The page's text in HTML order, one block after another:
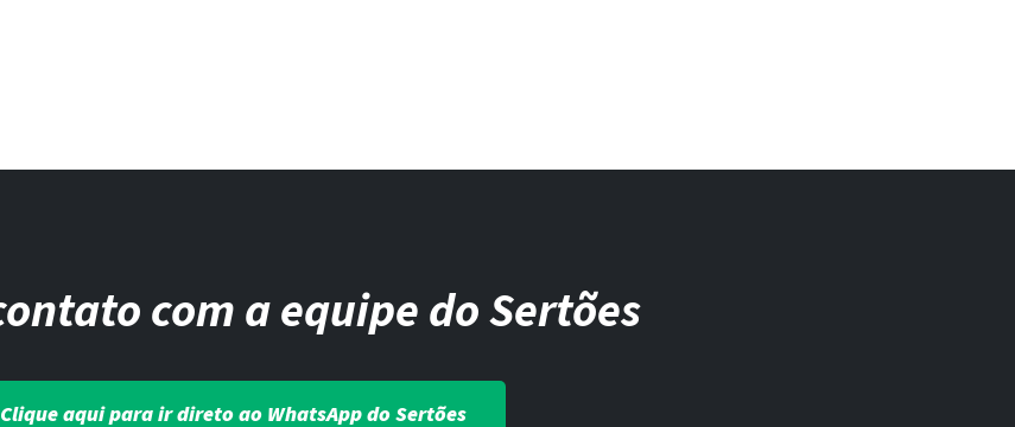
com a equipe do Sertões
Clique aqui para ir direto ao WhatsApp do Sertões